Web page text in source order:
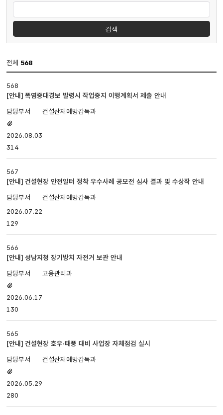
검색
전체 568
게시판
입니다.
번호,
제목,
담당부서,
첨부파일,
등록일,
조회로
있습니다.
568
[안내] 폭염중대경보 발령시 작업중지 이행계획서 제출 안내
건설산재예방감독과
있음
2026.08.03
314
567
[안내] 건설현장 안전일터 정착 우수사례 공모전 심사 결과 및 수상작 안내
건설산재예방감독과
2026.07.22
129
566
[안내] 성남지청 장기방치 자전거 보관 안내
고용관리과
있음
2026.06.17
130
565
[안내] 건설현장 호우·태풍 대비 사업장 자체점검 실시
건설산재예방감독과
있음
2026.05.29
280